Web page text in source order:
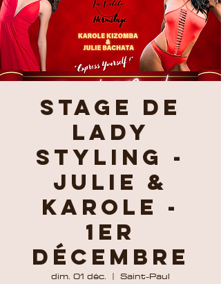
Stage de
Lady
Styling -
Julie &
Karole -
1er
Décembre
dim. 01 déc.
  |
Saint-Paul